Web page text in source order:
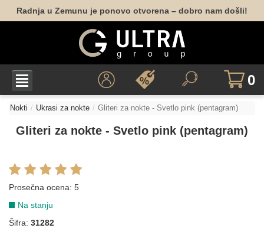
Radnja u Zemunu je ponovo otvorena – dobro nam došli!
0
Nokti Ukrasi za nokte Gliteri za nokte - Svetlo pink (pentagram)
Gliteri za nokte - Svetlo pink (pentagram)
Prosečna ocena: 5
Na stanju
Šifra: 31282